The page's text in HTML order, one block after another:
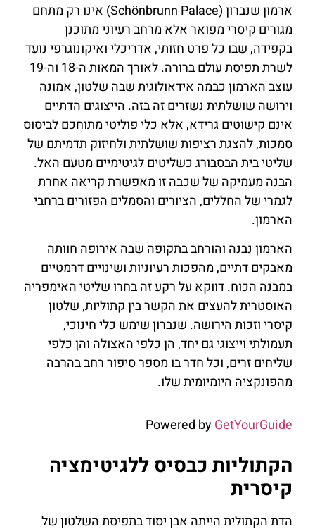
ארמון שנברון (Schönbrunn Palace) אינו רק מתחם
מגורים קיסרי מפואר אלא מרחב רעיוני מתוכנן
בקפידה, שבו כל פרט חזותי, אדריכלי ואיקונוגרפי נועד
לשרת תפיסת עולם ברורה. לאורך המאות ה-18 וה-19
עוצב הארמון כבמה אידאולוגית שבה שלטון, אמונה
וירושה שושלתית נשזרים זה בזה. הייצוגים הדתיים
אינם קישוטים גרידא, אלא כלי פוליטי מתוחכם לביסוס
סמכות, להצגת רציפות שושלתית ולחיזוק תדמיתם של
שליטי בית הבסבורג כשליטים לגיטימיים מטעם האל.
הבנה מעמיקה של שכבה זו מאפשרת קריאה אחרת
לגמרי של החללים, הציורים והסמלים הפזורים ברחבי
הארמון.
הארמון נבנה והורחב בתקופה שבה אירופה חוותה
מאבקים דתיים, מהפכות רעיוניות ושינויים דרמטיים
במבנה הכוח. דווקא על רקע זה בחרו שליטי האימפריה
האוסטרית להעצים את הקשר בין קתוליות, שלטון
קיסרי וזכות הירושה. שנברון שימש כלי חינוכי,
תעמולתי וייצוגי גם יחד, הן כלפי האצולה והן כלפי
שליחים זרים, וכל חדר בו מספר סיפור רחב בהרבה
מהפונקציה היומיומית שלו.
Powered byGetYourGuide
הקתוליות כבסיס ללגיטימציה
קיסרית
הדת הקתולית הייתה אבן יסוד בתפיסת השלטון של